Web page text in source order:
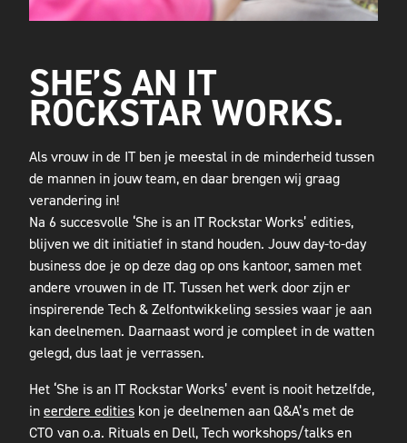
SHE’S AN IT
ROCKSTAR WORKS.
Als vrouw in de IT ben je meestal in de minderheid tussen
de mannen in jouw team, en daar brengen wij graag
verandering in!
Na 6 succesvolle ‘She is an IT Rockstar Works’ edities,
blijven we dit initiatief in stand houden. Jouw day-to-day
business doe je op deze dag op ons kantoor, samen met
andere vrouwen in de IT. Tussen het werk door zijn er
inspirerende Tech & Zelfontwikkeling sessies waar je aan
kan deelnemen. Daarnaast word je compleet in de watten
gelegd, dus laat je verrassen.
Het ‘She is an IT Rockstar Works’ event is nooit hetzelfde,
ineerdere edities kon je deelnemen aan Q&A’s met de
CTO van o.a. Rituals en Dell, Tech workshops/talks en